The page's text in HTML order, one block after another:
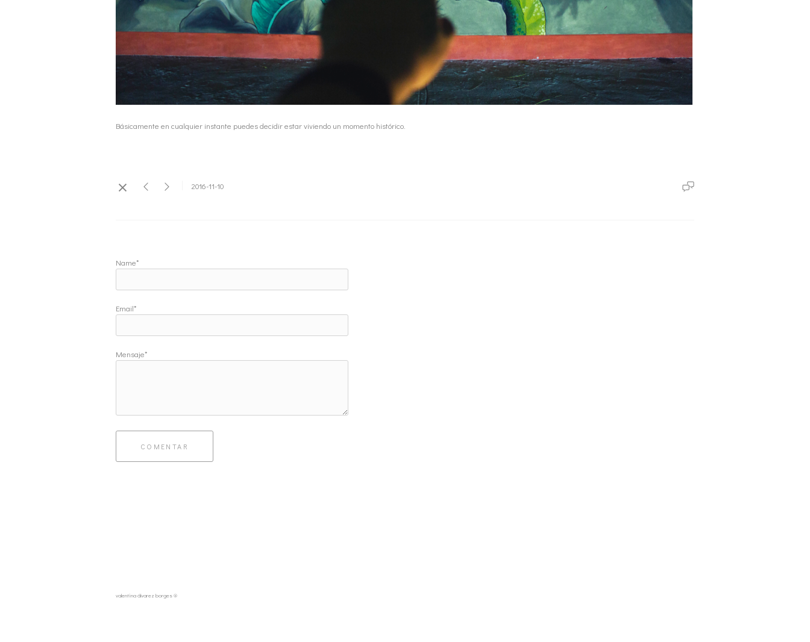
Básicamente en cualquier instante puedes decidir estar viviendo un momento histórico.
2016-11-10
Name*
Email*
Mensaje*
COMENTAR
valentina álvarez borges ®